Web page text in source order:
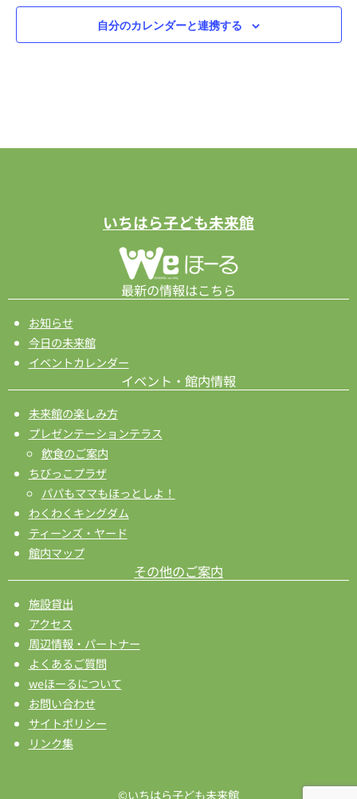
自分のカレンダーと連携する
いちはら子ども未来館
最新の情報はこちら
お知らせ
今日の未来館
イベントカレンダー
イベント・館内情報
未来館の楽しみ方
プレゼンテーションテラス
飲食のご案内
ちびっこプラザ
パパもママもほっとしよ！
わくわくキングダム
ティーンズ・ヤード
館内マップ
その他のご案内
施設貸出
アクセス
周辺情報・パートナー
よくあるご質問
weほーるについて
お問い合わせ
サイトポリシー
リンク集
©いちはら子ども未来館